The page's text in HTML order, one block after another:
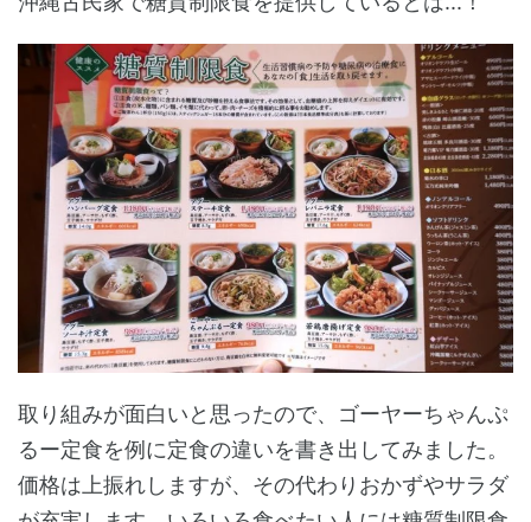
取り組みが面白いと思ったので、ゴーヤーちゃんぷ
るー定食を例に定食の違いを書き出してみました。
価格は上振れしますが、その代わりおかずやサラダ